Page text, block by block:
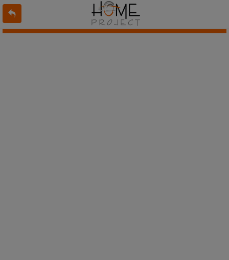
L'offre 7405611 n'existe pas ou n'est plus en ligne